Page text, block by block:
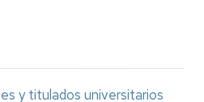
y titulados universitarios